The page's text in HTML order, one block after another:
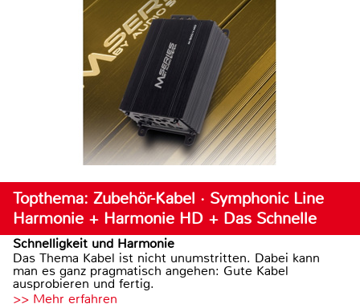
Topthema: Zubehör-Kabel · Symphonic Line
Harmonie + Harmonie HD + Das Schnelle
Schnelligkeit und Harmonie
Das Thema Kabel ist nicht unumstritten. Dabei kann
man es ganz pragmatisch angehen: Gute Kabel
ausprobieren und fertig.
>> Mehr erfahren